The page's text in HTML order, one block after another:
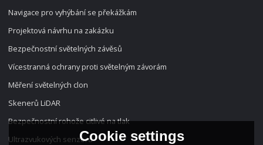
Navigace pro vyhýbání se překážkám
Projektová návrhu na zakázku
Bezpečnostní světelných závěsů
Vícestranná ochrany proti světelným závorám
Měření světelných clon
Skenerů LiDAR
Bezpečnostní rohože citlivé na tlak
Ultrazvukových senzorůCookie settings